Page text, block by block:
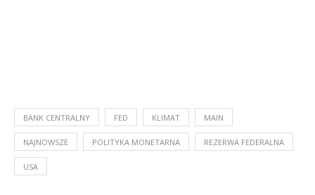
BANK CENTRALNY FED KLIMAT MAIN
NAJNOWSZE POLITYKA MONETARNA REZERWA FEDERALNA
USA